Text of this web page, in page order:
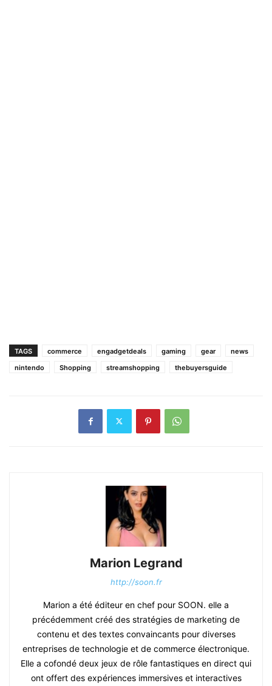
TAGS commerce engadgetdeals gaming gear
news
nintendo
Shopping streamshopping thebuyersguide
Marion Legrand
http://soon.fr
Marion a été éditeur en chef pour SOON. elle a
précédemment créé des stratégies de marketing de
contenu et des textes convaincants pour diverses
entreprises de technologie et de commerce électronique.
Elle a cofondé deux jeux de rôle fantastiques en direct qui
ont offert des expériences immersives et interactives